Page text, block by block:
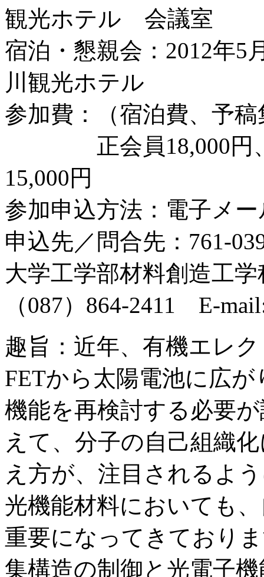
観光ホテル 会議室
宿泊・懇親会：2012年
川観光ホテル
参加費：（宿泊費、予
正会員18,000円、
15,000円
参加申込方法：電子メ
申込先／問合先：761-
大学工学部材料創造
（087）864-2411 E-
趣旨：近年、有機エレ
FETから太陽電池に広
機能を再検討する必要
えて、分子の自己組織
え方が、注目されるよ
光機能材料においても
重要になってきており
集構造の制御と光電子